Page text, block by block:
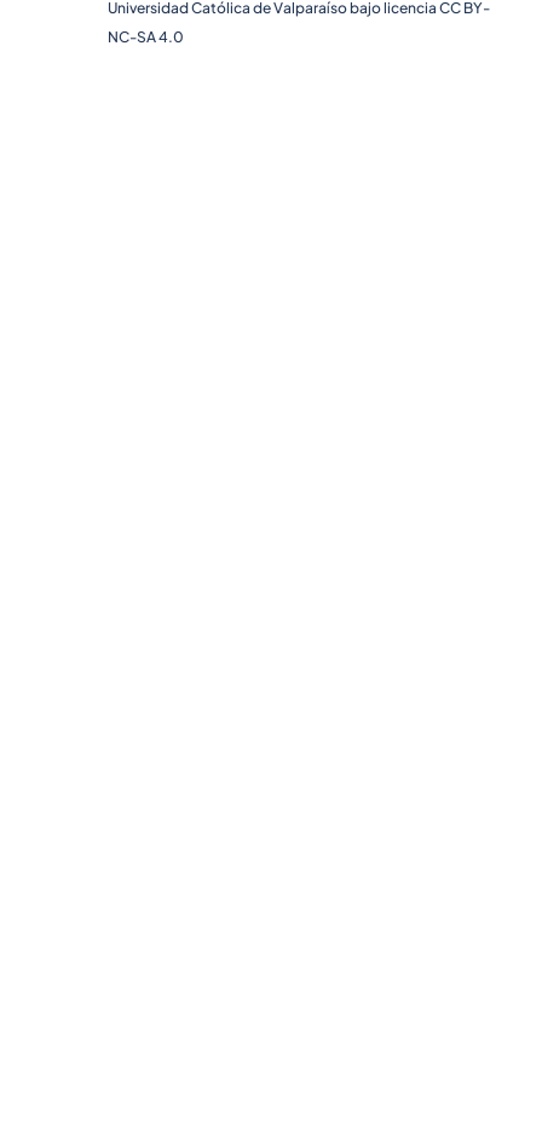
Universidad Católica de Valparaíso bajo licencia CC BY-
NC-SA 4.0